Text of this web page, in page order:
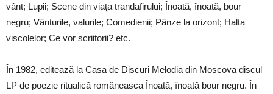
vânt; Lupii; Scene din viaţa trandafirului; Înoată, înoată, bour
negru; Vânturile, valurile; Comedienii; Pânze la orizont; Halta
viscolelor; Ce vor scriitorii? etc.
În 1982, editează la Casa de Discuri Melodia din Moscova discul
LP de poezie ritualică româneasca Înoată, înoată bour negru. În